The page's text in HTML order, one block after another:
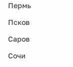
Пермь
Псков
Саров
Сочи